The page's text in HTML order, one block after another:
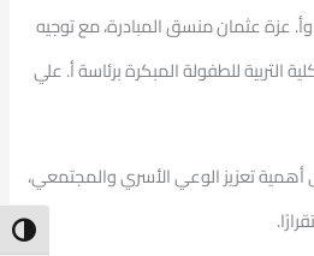
عزة عثمان منسق المبادرة، مع توجيه
التربية للطفولة المبكرة برئاسة أ. علي
أهمية تعزيز الوعي الأسري والمجتمعي،